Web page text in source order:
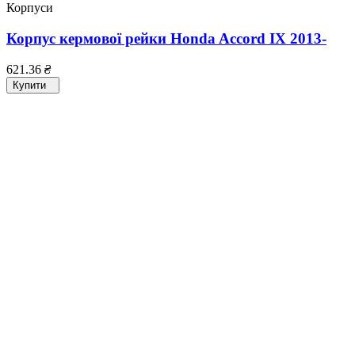
Корпуси
Корпус кермової рейки Honda Accord IX 2013-
621.36 ₴
Купити